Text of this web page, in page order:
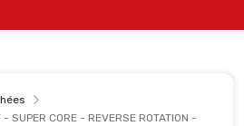
SUPER CORE - REVERSE ROTATION -